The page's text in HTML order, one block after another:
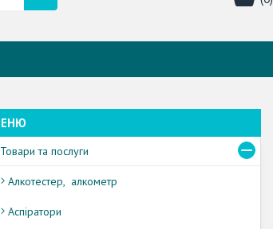
Товари та послуги
Алкотестер, алкометр
Аспіратори